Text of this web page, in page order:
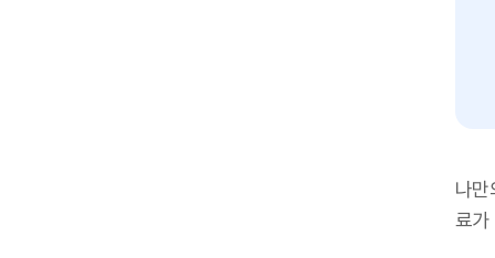
나만
료가